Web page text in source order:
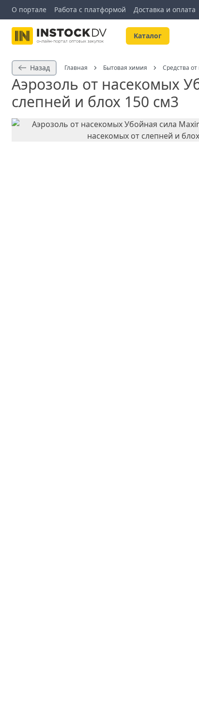
О портале Работа с платформой Доставка и оплата
Kаталог
Назад Главная Бытовая химия Средства
Аэрозоль от насекомых
слепней и блох 150 см3